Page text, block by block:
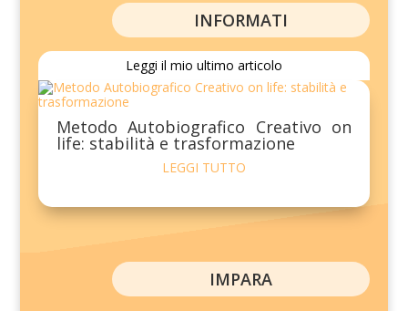
INFORMATI
Leggi il mio ultimo articolo
Metodo Autobiografico Creativo on
life: stabilità e trasformazione
LEGGI TUTTO
IMPARA